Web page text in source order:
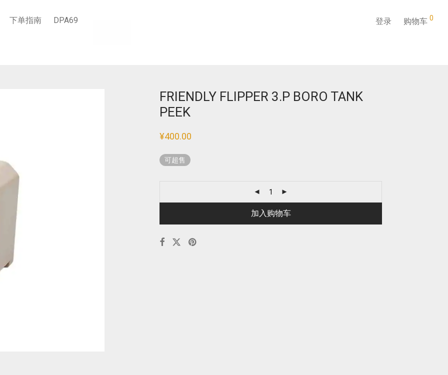
下单指南 DPA69 登录 购物车 0
FRIENDLY FLIPPER 3.P BORO TANK
PEEK
¥400.00
可超售
加入购物车